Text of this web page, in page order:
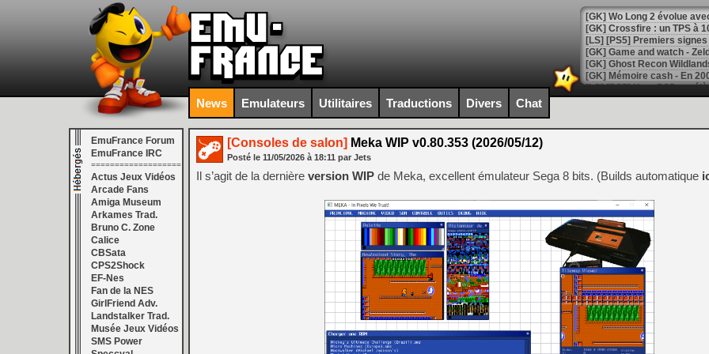
[GK] Wo Long 2 évolue
[GK] Crossfire : un TPS à
[LS] [PS5] Premiers
[Mo5] DOOM arrive en
[GK] Bethesda fête les 30
[GK] Roblox : l'action en
[GK] Agenda - GeForce
[GK] Devolver Digital en a
[LS] [PS5] ps5-y2jb-
[GK] Pourquoi Marvel
[GK] Test : Restory : Chill
[GK] GTA 6 : Rockstar
[GK] Hot Wheels Infinite
[GK] Mémoire cash -
[GK] Résultats Nintendo :
[GK] Déjà des
News Emulateurs Utilitaires Traductions Divers Chat
EmuFrance Forum
EmuFrance IRC
===================
Actus Jeux Vidéos
Arcade Fans
Amiga Museum
Arkames Trad.
Bruno C. Zone
Calice
CBSata
CPS2Shock
EF-Nes
Fan de la NES
GirlFriend Adv.
Landstalker Trad.
Musée Jeux Vidéos
SMS Power
[Consoles de salon] Meka WIP v0.80.353 (2026/05/12)
Posté le 11/05/2026 à 18:11 par Jets
Il s’agit de la dernière version WIP de Meka, excellent émulateur Sega 8 bits. (Builds automatique